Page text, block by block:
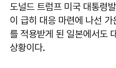
도널드 트럼프 미국 대통령
이 급히 대응 마련에 나선
를 적용받게 된 일본에서도
상황이다.